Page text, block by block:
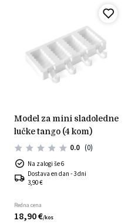
model za mini sladoledne
lučke tango (4 kom)
0.0 (0)
Na zalogi še 6
Dostava en dan - 3 dni
3,90 €
Redna cena
18,90€/kos